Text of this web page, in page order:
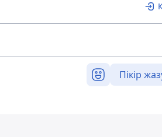
Пікір